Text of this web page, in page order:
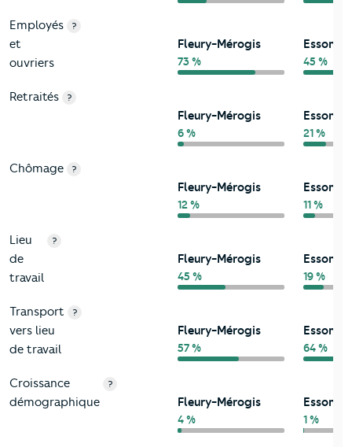
Employés
et
ouvriers
?
Fleury-Mérogis
73 %
Essonne
45 %
Retraités ?
Fleury-Mérogis
6 %
Essonne
21 %
Chômage ?
Fleury-Mérogis
12 %
Essonne
11 %
Lieu
de
travail
?
Fleury-Mérogis
45 %
Essonne
19 %
Transport
vers lieu
de travail
?
Fleury-Mérogis
57 %
Essonne
64 %
Croissance
démographique
?
Fleury-Mérogis
4 %
Essonne
1 %